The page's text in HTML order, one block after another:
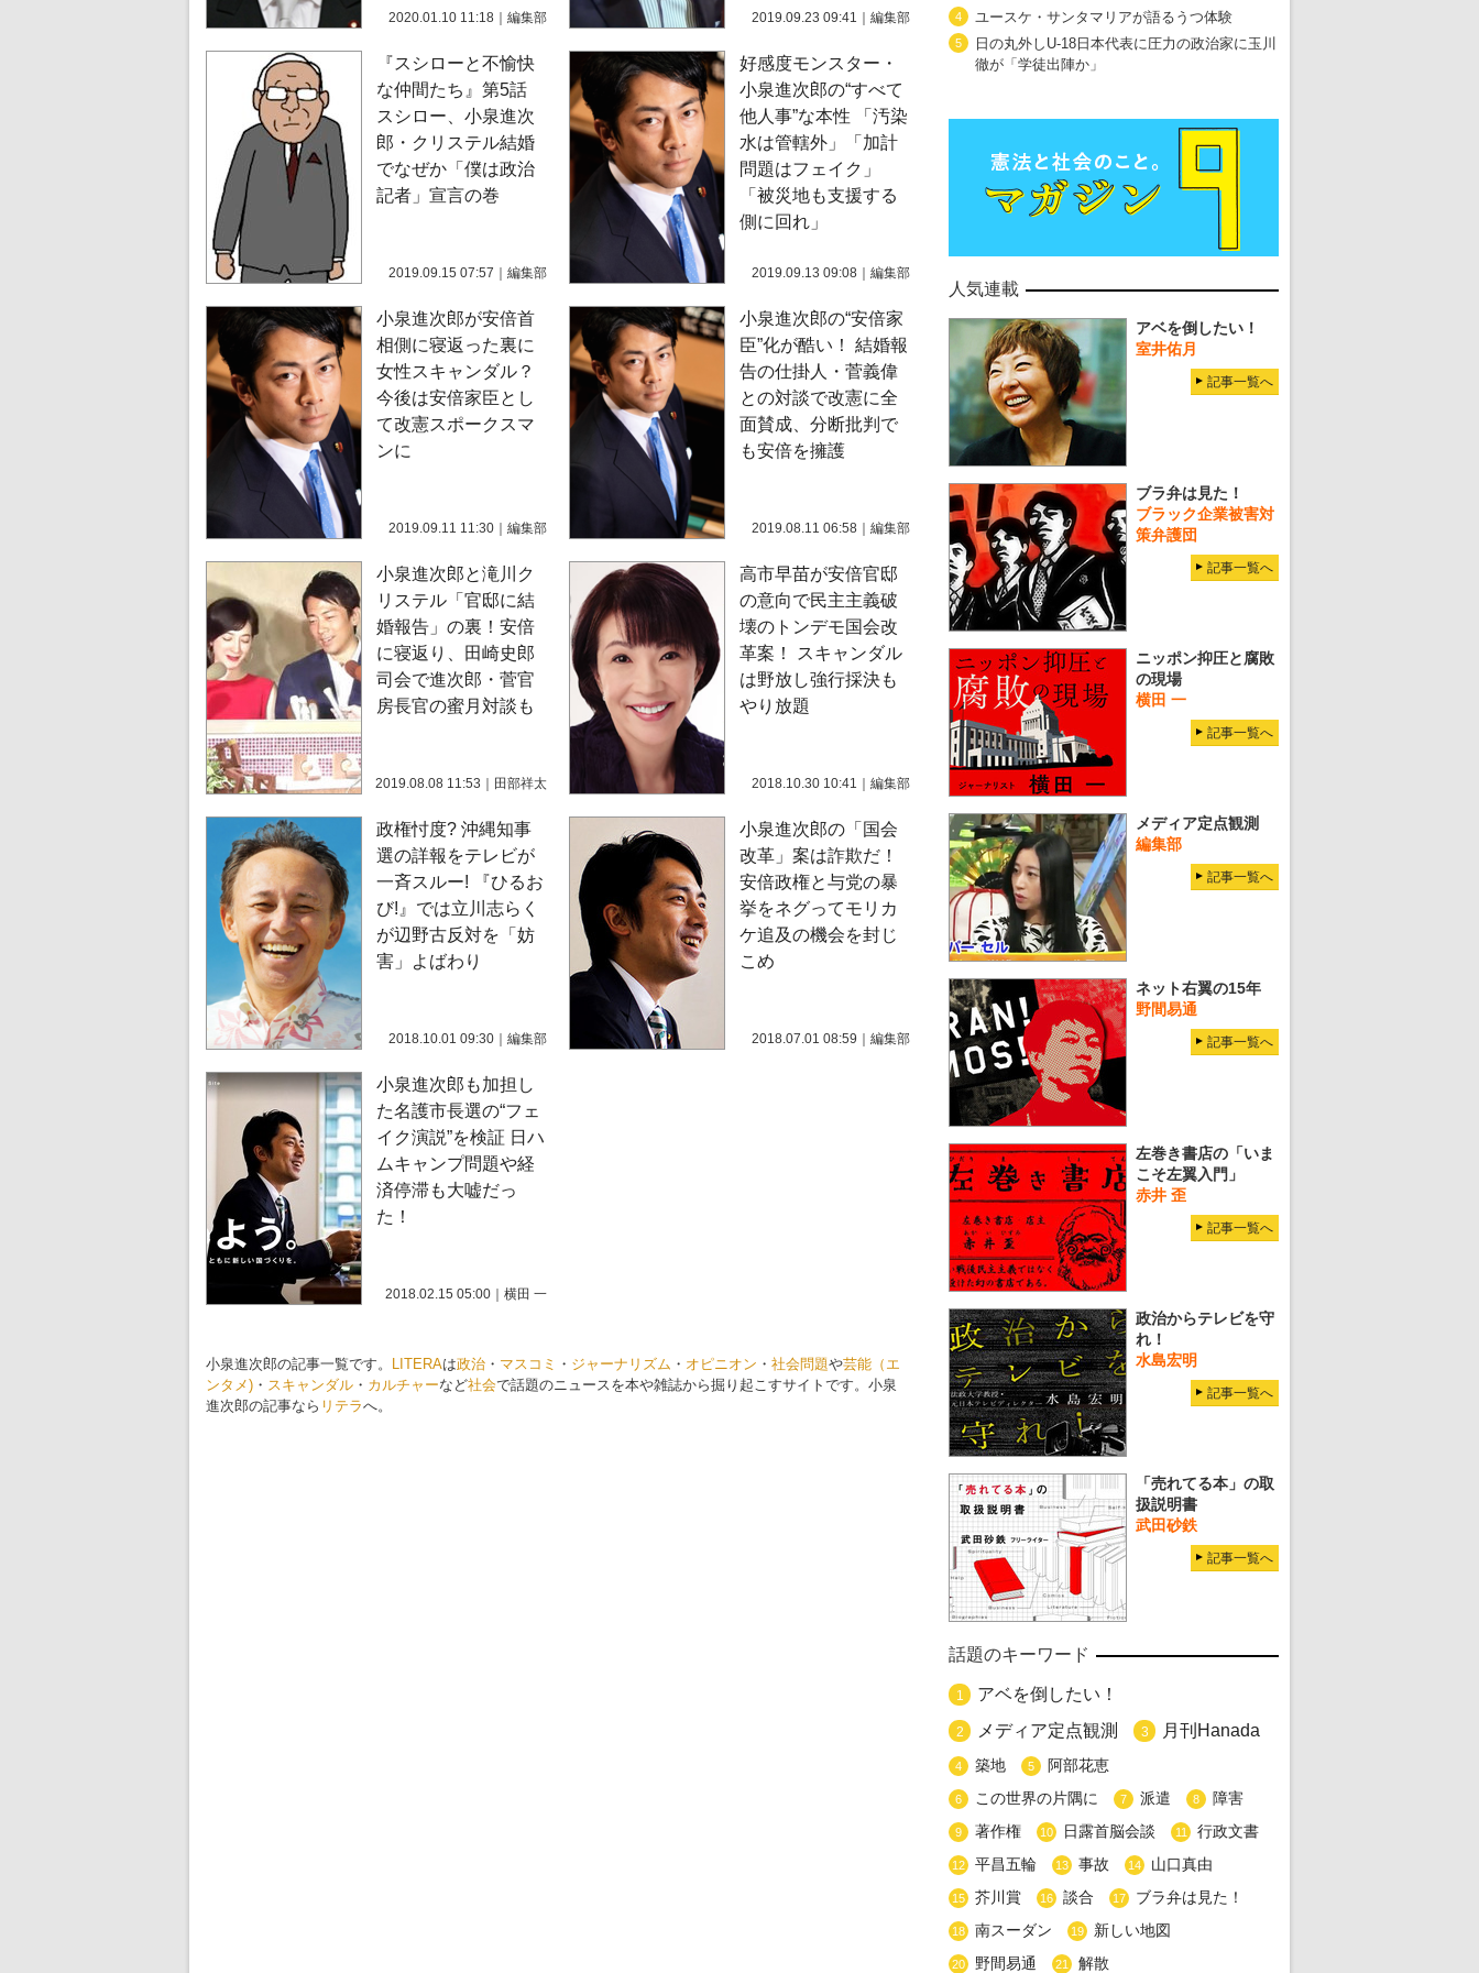
2020.01.10 11:18 編集部 2019.09.23 09:41 編集部
『スシローと不愉快
な仲間たち』第5話
スシロー、小泉進次
郎・クリステル結婚
でなぜか「僕は政治
記者」宣言の巻
2019.09.15 07:57 編集部
好感度モンスター・
小泉進次郎の“すべて
他人事”な本性 「汚染
水は管轄外」「加計
問題はフェイク」
「被災地も支援する
側に回れ」
2019.09.13 09:08 編集部
小泉進次郎が安倍首
相側に寝返った裏に
女性スキャンダル？
今後は安倍家臣とし
て改憲スポークスマ
ンに
2019.09.11 11:30 編集部
小泉進次郎の“安倍家
臣”化が酷い！ 結婚報
告の仕掛人・菅義偉
との対談で改憲に全
面賛成、分断批判で
も安倍を擁護
2019.08.11 06:58 編集部
小泉進次郎と滝川ク
リステル「官邸に結
婚報告」の裏！安倍
に寝返り、田崎史郎
司会で進次郎・菅官
房長官の蜜月対談も
2019.08.08 11:53 田部祥太
高市早苗が安倍官邸
の意向で民主主義破
壊のトンデモ国会改
革案！ スキャンダル
は野放し強行採決も
やり放題
2018.10.30 10:41 編集部
政権忖度? 沖縄知事
選の詳報をテレビが
一斉スルー! 『ひるお
び!』では立川志らく
が辺野古反対を「妨
害」よばわり
2018.10.01 09:30 編集部
小泉進次郎の「国会
改革」案は詐欺だ！
安倍政権と与党の暴
挙をネグってモリカ
ケ追及の機会を封じ
こめ
2018.07.01 08:59 編集部
小泉進次郎も加担し
た名護市長選の“フェ
イク演説”を検証 日ハ
ムキャンプ問題や経
済停滞も大嘘だっ
た！
2018.02.15 05:00 横田 一
小泉進次郎の記事一覧です。 LITERAは政治 ・ マスコミ ・ ジャーナリズム ・ オピニオン ・ 社会問題や芸能（エ
ンタメ) ・ スキャンダル ・ カルチャーなど社会で話題のニュースを本や雑誌から掘り起こすサイトです。小泉
進次郎の記事なら リテラへ。
4 ユースケ・サンタマリアが語るうつ体験
5
日の丸外しU-18日本代表に圧力の政治家に玉川
徹が「学徒出陣か」
人気連載
アベを倒したい！
室井佑月
記事一覧へ
ブラ弁は見た！
ブラック企業被害対
策弁護団
記事一覧へ
ニッポン抑圧と腐敗
の現場
横田 一
記事一覧へ
メディア定点観測
編集部
記事一覧へ
ネット右翼の15年
野間易通
記事一覧へ
左巻き書店の「いま
こそ左翼入門」
赤井 歪
記事一覧へ
政治からテレビを守
れ！
水島宏明
記事一覧へ
「売れてる本」の取
扱説明書
武田砂鉄
記事一覧へ
話題のキーワード
1 アベを倒したい！
2 メディア定点観測 3 月刊Hanada
4 築地 5 阿部花恵
6 この世界の片隅に 7 派遣 8 障害
9 著作権 10 日露首脳会談 11 行政文書
12 平昌五輪 13 事故 14 山口真由
15 芥川賞 16 談合 17 ブラ弁は見た！
18 南スーダン 19 新しい地図
20 野間易通 21 解散